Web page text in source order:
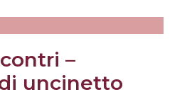
–
uncinetto